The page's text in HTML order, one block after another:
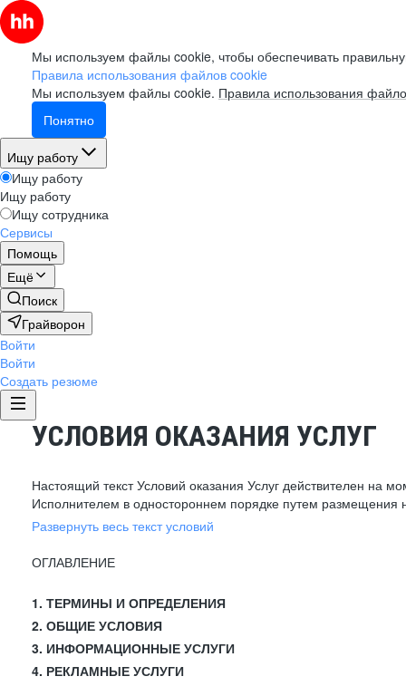
Мы используем файлы cookie, чтобы обеспечивать
Правила использования файлов cookie
Мы используем файлы cookie. Правила использования
Понятно
Ищу работу
Ищу работу
Ищу работу
Ищу сотрудника
Сервисы
Помощь
Ещё
Поиск
Грайворон
Войти
Войти
Создать резюме
УСЛОВИЯ ОКАЗАНИЯ УСЛУГ
Настоящий текст Условий оказания Услуг действителен на
Исполнителем в одностороннем порядке путем размещения
Развернуть весь текст условий
ОГЛАВЛЕНИЕ
1. ТЕРМИНЫ И ОПРЕДЕЛЕНИЯ
2. ОБЩИЕ УСЛОВИЯ
3. ИНФОРМАЦИОННЫЕ УСЛУГИ
4. РЕКЛАМНЫЕ УСЛУГИ